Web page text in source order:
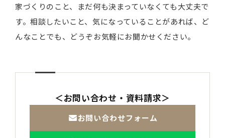
家づくりのこと、まだ何も決まっていなくても大丈夫で
す。相談したいこと、気になっていることがあれば、ど
んなことでも、どうぞお気軽にお聞かせください。
＜お問い合わせ・資料請求＞
お問い合わせフォーム